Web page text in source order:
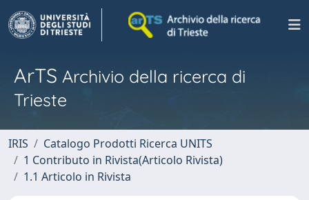
ArTS Archivio della ricerca di
Trieste
IRIS
Catalogo Prodotti Ricerca UNITS
1 Contributo in Rivista(Articolo Rivista)
1.1 Articolo in Rivista